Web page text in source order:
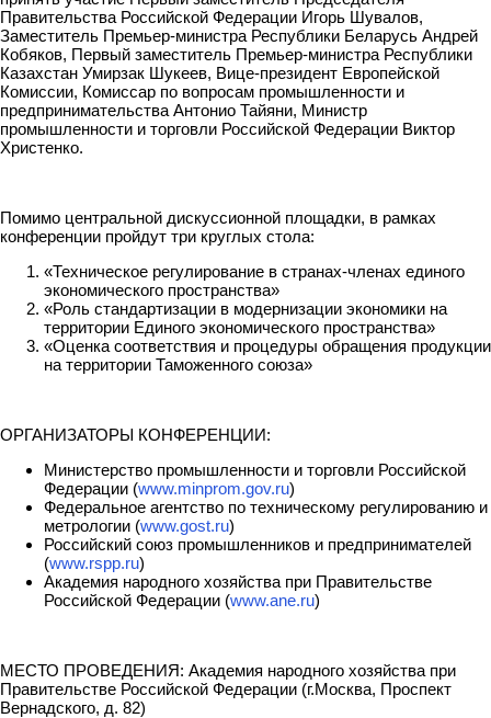
Правительства Российской Федерации Игорь Шувалов,
Заместитель Премьер-министра Республики Беларусь Андрей
Кобяков, Первый заместитель Премьер-министра Республики
Казахстан Умирзак Шукеев, Вице-президент Европейской
Комиссии, Комиссар по вопросам промышленности и
предпринимательства Антонио Тайяни, Министр
промышленности и торговли Российской Федерации Виктор
Христенко.
Помимо центральной дискуссионной площадки, в рамках
конференции пройдут три круглых стола:
«Техническое регулирование в странах-членах единого
экономического пространства»
«Роль стандартизации в модернизации экономики на
территории Единого экономического пространства»
«Оценка соответствия и процедуры обращения продукции
на территории Таможенного союза»
ОРГАНИЗАТОРЫ КОНФЕРЕНЦИИ:
Министерство промышленности и торговли Российской
Федерации (www.minprom.gov.ru)
Федеральное агентство по техническому регулированию и
метрологии (www.gost.ru)
Российский союз промышленников и предпринимателей
(www.rspp.ru)
Академия народного хозяйства при Правительстве
Российской Федерации (www.ane.ru)
МЕСТО ПРОВЕДЕНИЯ: Академия народного хозяйства при
Правительстве Российской Федерации (г.Москва, Проспект
Вернадского, д. 82)